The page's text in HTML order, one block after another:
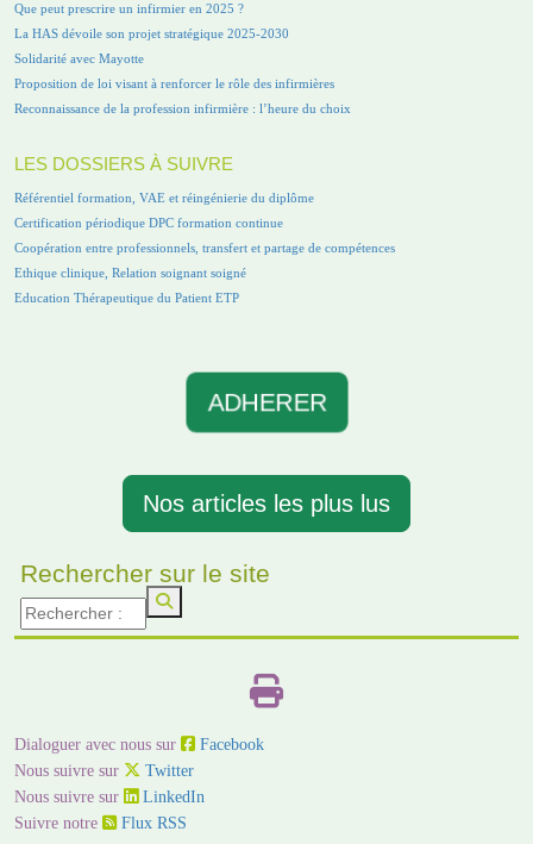
Que peut prescrire un infirmier en 2025 ?
La HAS dévoile son projet stratégique 2025-2030
Solidarité avec Mayotte
Proposition de loi visant à renforcer le rôle des infirmières
Reconnaissance de la profession infirmière : l’heure du choix
LES DOSSIERS À SUIVRE
Référentiel formation, VAE et réingénierie du diplôme
Certification périodique DPC formation continue
Coopération entre professionnels, transfert et partage de compétences
Ethique clinique, Relation soignant soigné
Education Thérapeutique du Patient ETP
ADHERER
Nos articles les plus lus
Rechercher sur le site
Dialoguer avec nous sur
Facebook
Nous suivre sur
Twitter
Nous suivre sur
LinkedIn
Suivre notre
Flux RSS